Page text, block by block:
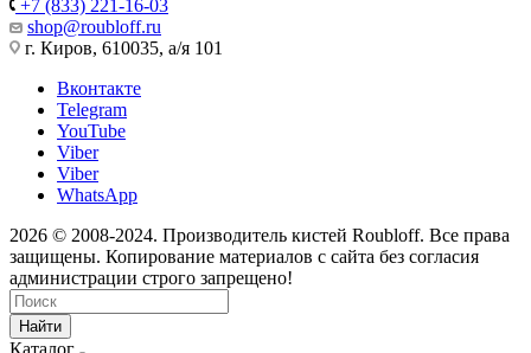
+7 (833) 221-16-03
shop@roubloff.ru
г. Киров, 610035, а/я 101
Вконтакте
Telegram
YouTube
Viber
Viber
WhatsApp
2026 © 2008-2024. Производитель кистей Roubloff. Все права
защищены. Копирование материалов с сайта без согласия
администрации строго запрещено!
Найти
Каталог